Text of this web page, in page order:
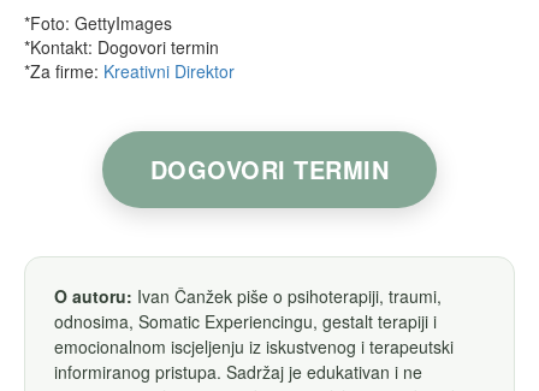
*Foto: GettyImages
*Kontakt: Dogovori termin
*Za firme: Kreativni Direktor
DOGOVORI TERMIN
O autoru: Ivan Čanžek piše o psihoterapiji, traumi,
odnosima, Somatic Experiencingu, gestalt terapiji i
emocionalnom iscjeljenju iz iskustvenog i terapeutski
informiranog pristupa. Sadržaj je edukativan i ne